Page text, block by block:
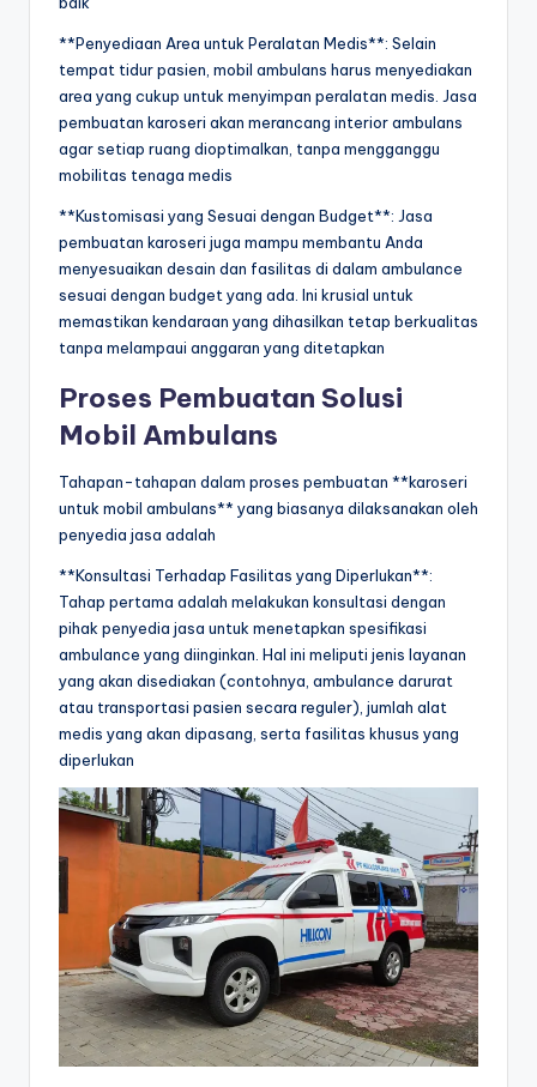
**Penyediaan Area untuk Peralatan Medis**: Selain
tempat tidur pasien, mobil ambulans harus menyediakan
area yang cukup untuk menyimpan peralatan medis. Jasa
pembuatan karoseri akan merancang interior ambulans
agar setiap ruang dioptimalkan, tanpa mengganggu
mobilitas tenaga medis
**Kustomisasi yang Sesuai dengan Budget**: Jasa
pembuatan karoseri juga mampu membantu Anda
menyesuaikan desain dan fasilitas di dalam ambulance
sesuai dengan budget yang ada. Ini krusial untuk
memastikan kendaraan yang dihasilkan tetap berkualitas
tanpa melampaui anggaran yang ditetapkan
Proses Pembuatan Solusi
Mobil Ambulans
Tahapan-tahapan dalam proses pembuatan **karoseri
untuk mobil ambulans** yang biasanya dilaksanakan oleh
penyedia jasa adalah
**Konsultasi Terhadap Fasilitas yang Diperlukan**:
Tahap pertama adalah melakukan konsultasi dengan
pihak penyedia jasa untuk menetapkan spesifikasi
ambulance yang diinginkan. Hal ini meliputi jenis layanan
yang akan disediakan (contohnya, ambulance darurat
atau transportasi pasien secara reguler), jumlah alat
medis yang akan dipasang, serta fasilitas khusus yang
diperlukan